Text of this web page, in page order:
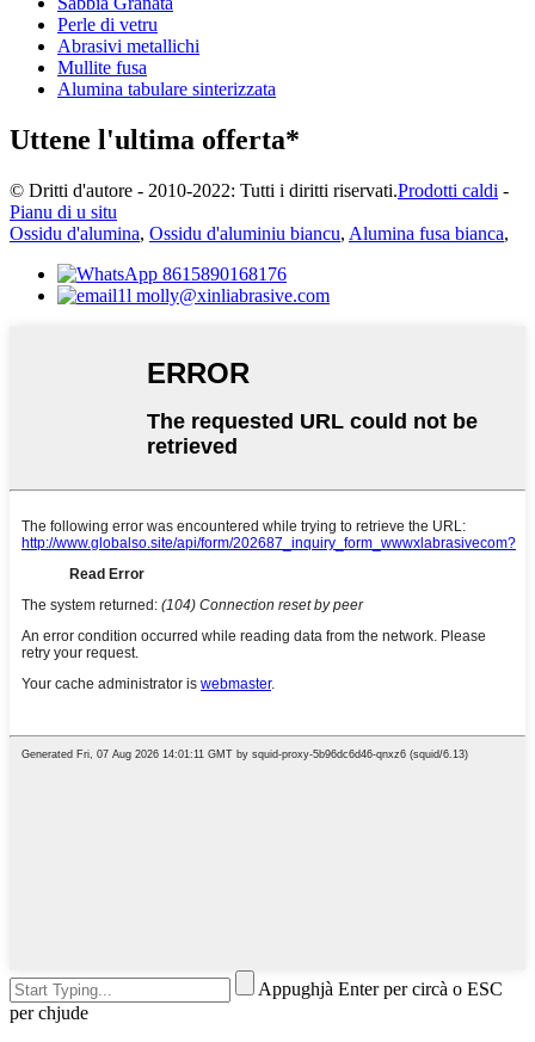
Perle di vetru
Abrasivi metallichi
Mullite fusa
Alumina tabulare sinterizzata
Uttene l'ultima offerta*
© Dritti d'autore - 2010-2022: Tutti i diritti riservati.Prodotti caldi -
Pianu di u situ
Ossidu d'alumina, Ossidu d'aluminiu biancu, Alumina fusa bianca,
8615890168176
molly@xinliabrasive.com
Appughjà Enter per circà o ESC
per chjude